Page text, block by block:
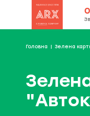
Головна Зелена